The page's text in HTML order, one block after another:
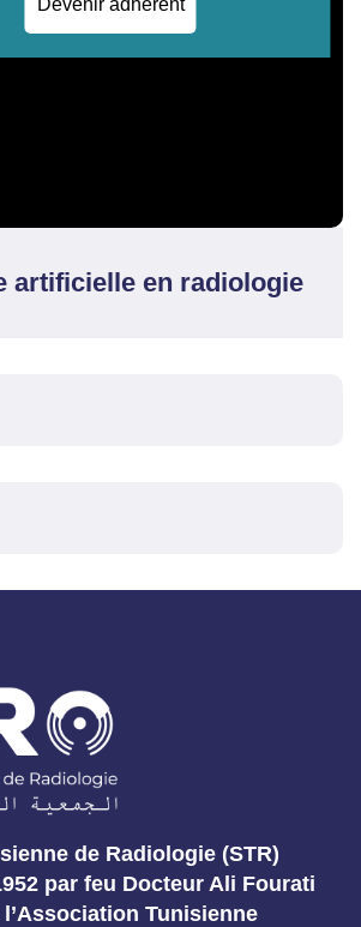
Devenir adhérent
artificielle en radiologie
de Radiologie (STR)
par feu Docteur Ali Fourati
Tunisienne